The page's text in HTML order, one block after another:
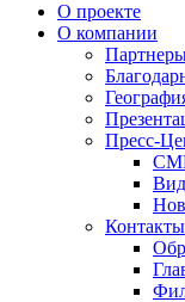
О проекте
О компании
Пресс-
Контакты